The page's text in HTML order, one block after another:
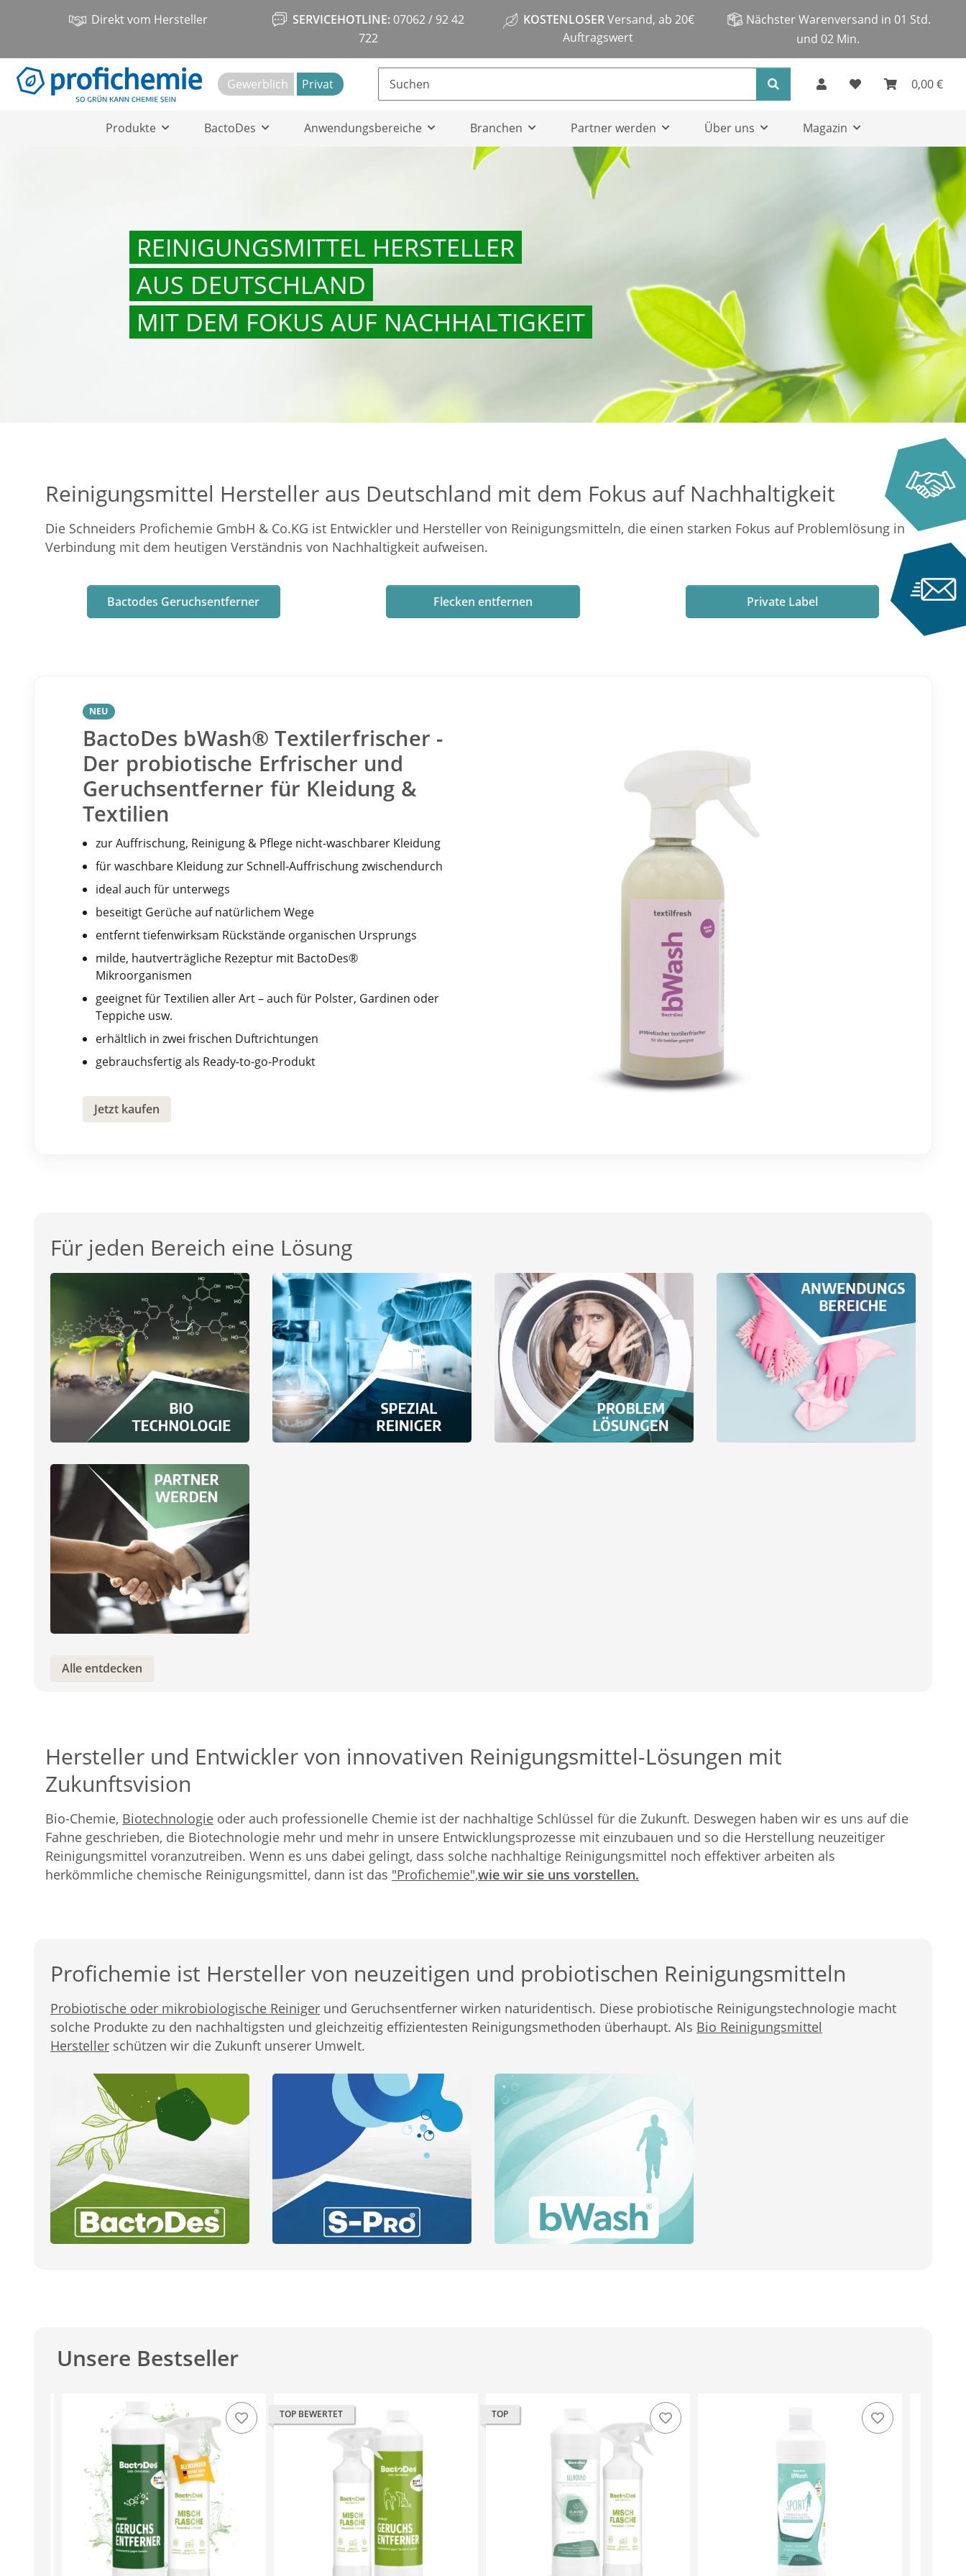
Direkt vom Hersteller SERVICEHOTLINE:07062 / 92 42
722
KOSTENLOSERVersand, ab 20€
Auftragswert
Nächster Warenversand in 01 Std.
und 02 Min.
Gewerblich Privat 0,00 €
Produkte BactoDes Anwendungsbereiche Branchen Partner werden Über uns Magazin
REINIGUNGSMITTEL HERSTELLER
AUS DEUTSCHLAND
MIT DEM FOKUS AUF NACHHALTIGKEIT
Reinigungsmittel Hersteller aus Deutschland mit dem Fokus auf Nachhaltigkeit
Die Schneiders Profichemie GmbH & Co.KG ist Entwickler und Hersteller von Reinigungsmitteln, die einen starken Fokus auf Problemlösung in
Verbindung mit dem heutigen Verständnis von Nachhaltigkeit aufweisen.
Bactodes Geruchsentferner Flecken entfernen Private Label
NEU
BactoDes bWash® Textilerfrischer -
Der probiotische Erfrischer und
Geruchsentferner für Kleidung &
Textilien
zur Auffrischung, Reinigung & Pflege nicht-waschbarer Kleidung
für waschbare Kleidung zur Schnell-Auffrischung zwischendurch
ideal auch für unterwegs
beseitigt Gerüche auf natürlichem Wege
entfernt tiefenwirksam Rückstände organischen Ursprungs
milde, hautverträgliche Rezeptur mit BactoDes®
Mikroorganismen
geeignet für Textilien aller Art – auch für Polster, Gardinen oder
Teppiche usw.
erhältlich in zwei frischen Duftrichtungen
gebrauchsfertig als Ready-to-go-Produkt
Jetzt kaufen
Für jeden Bereich eine Lösung
Alle entdecken
Hersteller und Entwickler von innovativen Reinigungsmittel-Lösungen mit
Zukunftsvision
Bio-Chemie, Biotechnologie oder auch professionelle Chemie ist der nachhaltige Schlüssel für die Zukunft. Deswegen haben wir es uns auf die
Fahne geschrieben, die Biotechnologie mehr und mehr in unsere Entwicklungsprozesse mit einzubauen und so die Herstellung neuzeitiger
Reinigungsmittel voranzutreiben. Wenn es uns dabei gelingt, dass solche nachhaltige Reinigungsmittel noch effektiver arbeiten als
herkömmliche chemische Reinigungsmittel, dann ist das "Profichemie",wie wir sie uns vorstellen.
Profichemie ist Hersteller von neuzeitigen und probiotischen Reinigungsmitteln
Probiotische oder mikrobiologische Reiniger und Geruchsentferner wirken naturidentisch. Diese probiotische Reinigungstechnologie macht
solche Produkte zu den nachhaltigsten und gleichzeitig effizientesten Reinigungsmethoden überhaupt. Als Bio Reinigungsmittel
Hersteller schützen wir die Zukunft unserer Umwelt.
Unsere Bestseller
TOP BEWERTET TOP